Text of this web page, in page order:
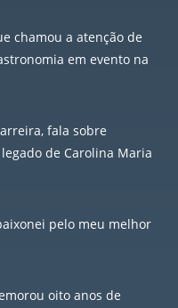
chamou a atenção de
em evento na
fala sobre
de Carolina Maria
pelo meu melhor
oito anos de